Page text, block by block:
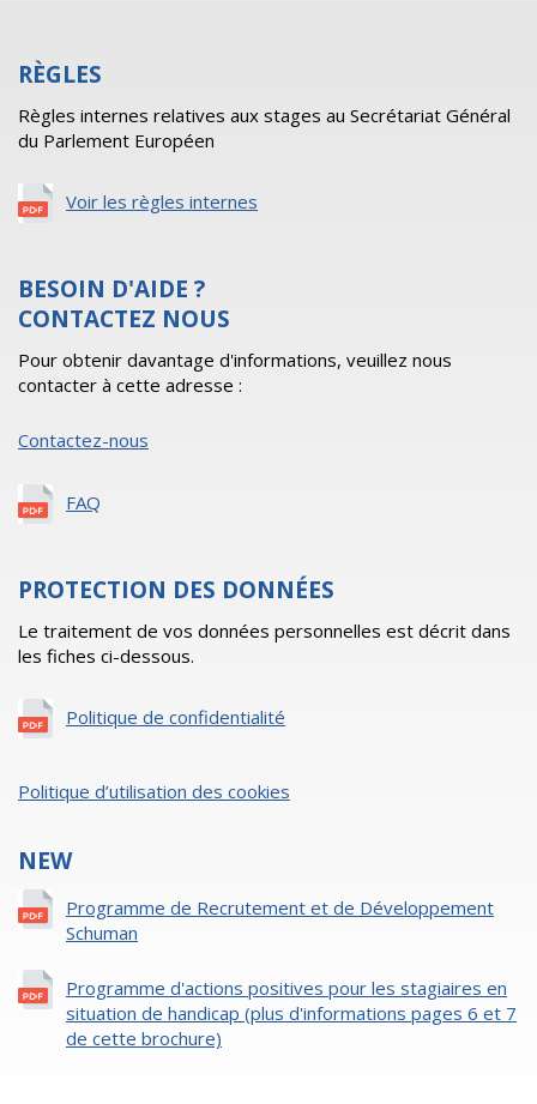
RÈGLES
Règles internes relatives aux stages au Secrétariat Général
du Parlement Européen
Voir les règles internes
BESOIN D'AIDE ?
CONTACTEZ NOUS
Pour obtenir davantage d'informations, veuillez nous
contacter à cette adresse :
Contactez-nous
FAQ
PROTECTION DES DONNÉES
Le traitement de vos données personnelles est décrit dans
les fiches ci-dessous.
Politique de confidentialité
Politique d’utilisation des cookies
NEW
Programme de Recrutement et de Développement
Schuman
Programme d'actions positives pour les stagiaires en
situation de handicap (plus d'informations pages 6 et 7
de cette brochure)